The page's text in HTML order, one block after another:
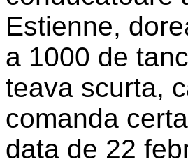
Estienne,
a 1000 de
teava scurta,
comanda
data de 22